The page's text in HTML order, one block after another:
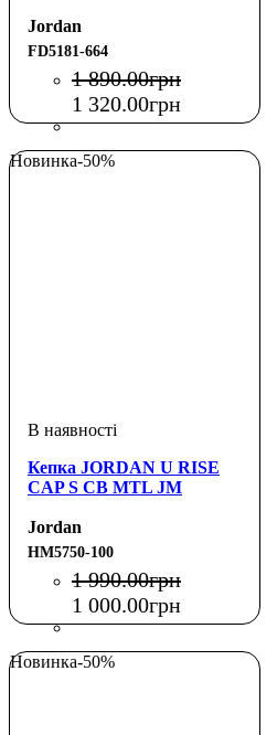
Jordan
FD5181-664
1 890.00грн
1 320.00грн
Новинка-50%
Кепка JORDAN U RISE
CAP S CB MTL JM
Jordan
HM5750-100
1 990.00грн
1 000.00грн
Новинка-50%